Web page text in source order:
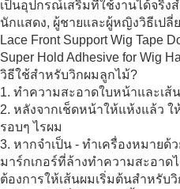
เป็นอุปกรณ์เสริมที่ใช้งานได้จริง
นักแสดง, ผู้ชายและผู้หญิงวิธีเปลี่
วิธีใช้สําหรับวิกผมลูกไม้?
1. ทําความสะอาดใบหน้าและเส้
2. หลังจากเช็ดหน้าให้แห้งแล้ว
รอบๆ ไรผม
3. หากจําเป็น - ทําเครื่องหมายด้
มาร์กเกอร์ที่ล้างทําความสะอา
ต้องการให้เส้นผมเริ่มต้นสําหรับ